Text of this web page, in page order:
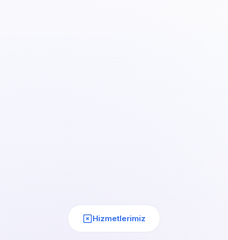
Hizmetlerimiz